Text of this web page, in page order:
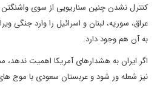
کنترل نشدن چنین سناریویی از سوی
عراق، سوریه، لبنان و اسرائیل را وارد جنگی
به آن هم وجود دارد.
اگر ایران به هشدارهای آمریکا اهمیت
نیز شعله ور شود و عربستان سعودی با موج